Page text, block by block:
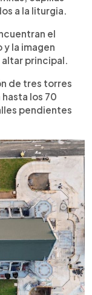
a la liturgia.
el
y la imagen
principal.
de tres torres
los 70
pendientes